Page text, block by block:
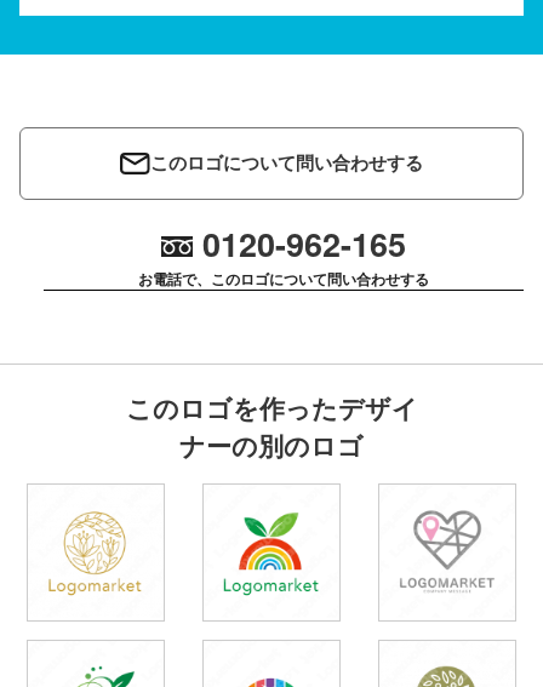
このロゴについて問い合わせする
0120-962-165
お電話で、このロゴについて問い合わせする
このロゴを作ったデザイ
ナーの別のロゴ